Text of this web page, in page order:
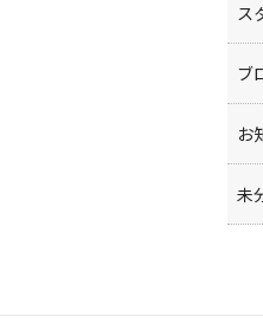
ス
ブ
お
未